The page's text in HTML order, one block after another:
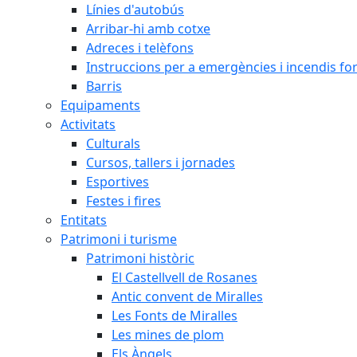
Línies d'autobús
Arribar-hi amb cotxe
Adreces i telèfons
Instruccions per a emergències i incendis
Barris
Equipaments
Activitats
Culturals
Cursos, tallers i jornades
Esportives
Festes i fires
Entitats
Patrimoni i turisme
Patrimoni històric
El Castellvell de Rosanes
Antic convent de Miralles
Les Fonts de Miralles
Les mines de plom